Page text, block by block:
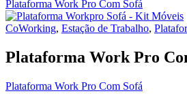
Plataforma Work Pro Com Sofá
CoWorking, Estação de Trabalho,
Plataforma Work Pro
Plataforma Work Pro Com Sofá